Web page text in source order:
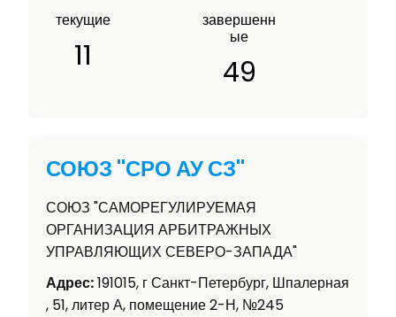
текущие
11
завершенн
ые
49
СОЮЗ "СРО АУ СЗ"
СОЮЗ "САМОРЕГУЛИРУЕМАЯ
ОРГАНИЗАЦИЯ АРБИТРАЖНЫХ
УПРАВЛЯЮЩИХ СЕВЕРО-ЗАПАДА"
Адрес:191015, г Санкт-Петербург, Шпалерная
, 51, литер А, помещение 2-Н, №245